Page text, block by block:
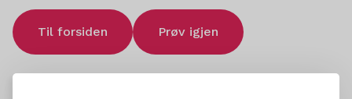
Til forsiden Prøv igjen